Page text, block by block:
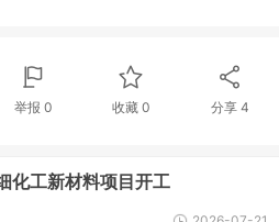
举报 0 收藏 0 分享 4
化工新材料项目开工